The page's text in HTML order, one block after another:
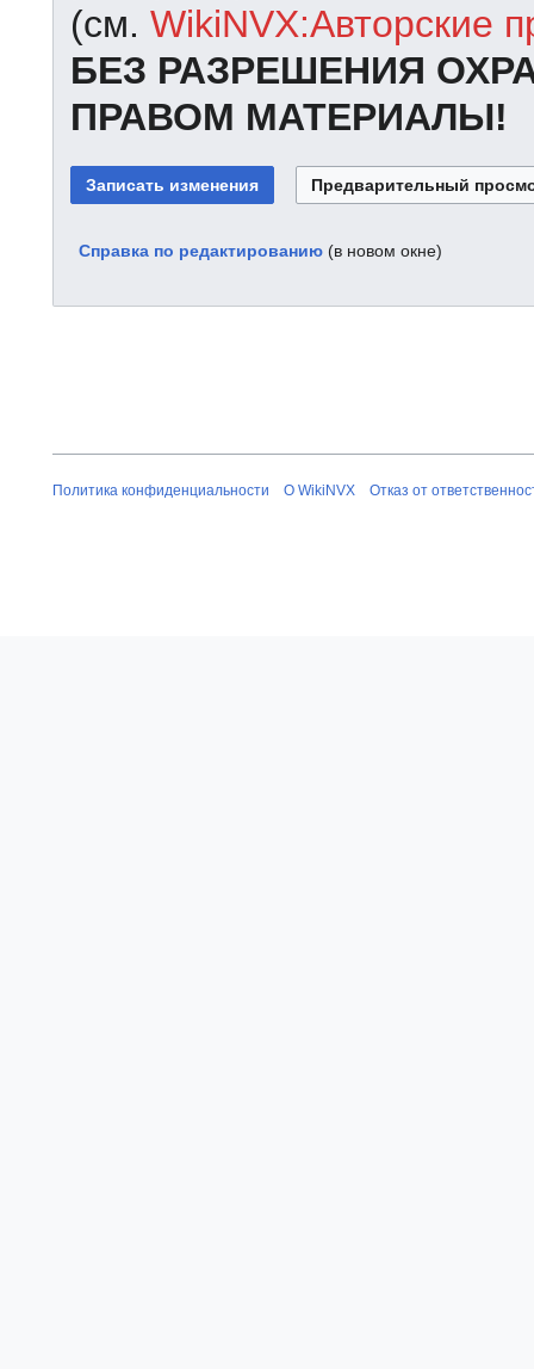
(см. WikiNVX:Авторские
БЕЗ РАЗРЕШЕНИЯ
ПРАВОМ МАТЕРИАЛЫ!
Справка по редактированию (в новом окне)
Политика конфиденциальности О WikiNVX Отказ от